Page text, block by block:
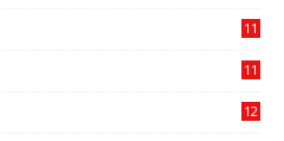
11
11
12